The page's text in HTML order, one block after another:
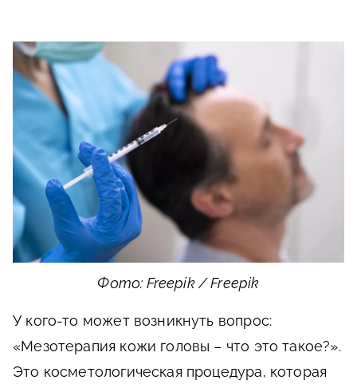
Фото: Freepik / Freepik
У кого-то может возникнуть вопрос:
«Мезотерапия кожи головы – что это такое?».
Это косметологическая процедура, которая